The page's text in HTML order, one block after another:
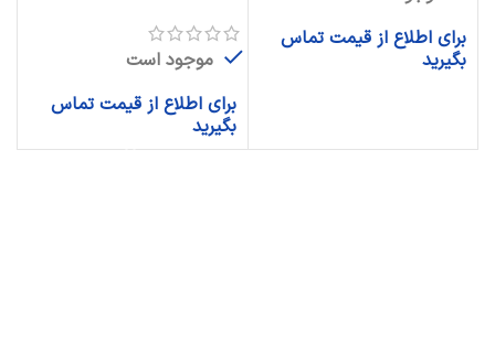
برای اطلاع از قیمت تماس
بگیرید
موجود است
برای اطلاع از قیمت تماس
بگیرید